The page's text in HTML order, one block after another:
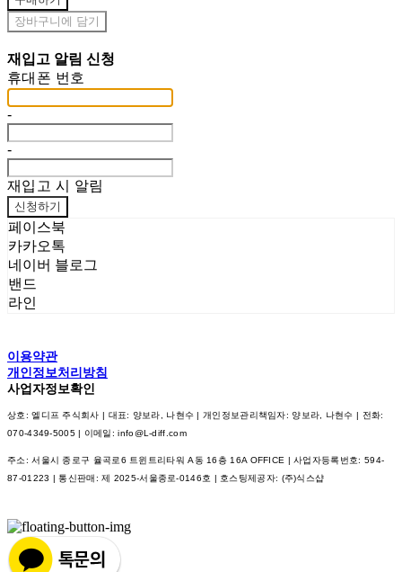
장바구니에 담기
재입고 알림 신청
휴대폰 번호
-
-
재입고 시 알림
신청하기
페이스북
카카오톡
네이버 블로그
밴드
라인
이용약관
개인정보처리방침
사업자정보확인
상호: 엘디프 주식회사 | 대표: 양보라, 나현수 | 개인정보관리책임자: 양보라, 나현수 | 전화:
070-4349-5005 | 이메일: info@L-diff.com
주소: 서울시 종로구 율곡로6 트윈트리타워 A동 16층 16A OFFICE | 사업자등록번호: 594-
87-01223 | 통신판매:제 2025-서울종로-0146호 | 호스팅제공자: (주)식스샵